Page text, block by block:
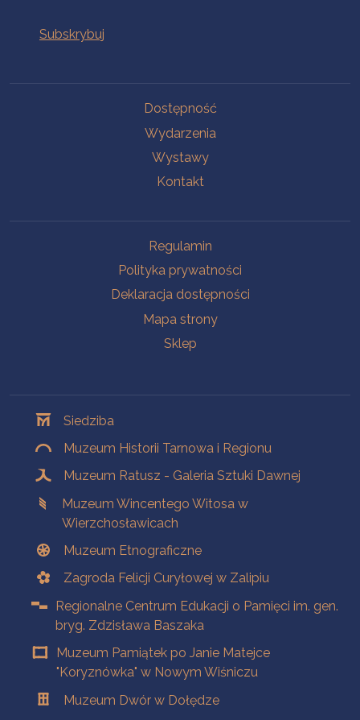
Dostępność
Wydarzenia
Wystawy
Kontakt
Regulamin
Polityka prywatności
Deklaracja dostępności
Mapa strony
Sklep
Siedziba
Muzeum Historii Tarnowa i Regionu
Muzeum Ratusz - Galeria Sztuki Dawnej
Muzeum Wincentego Witosa w
Wierzchosławicach
Muzeum Etnograficzne
Zagroda Felicji Curyłowej w Zalipiu
Regionalne Centrum Edukacji o Pamięci im. gen.
bryg. Zdzisława Baszaka
Muzeum Pamiątek po Janie Matejce
"Koryznówka" w Nowym Wiśniczu
Muzeum Dwór w Dołędze